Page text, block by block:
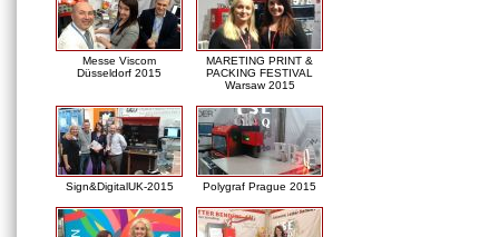
Messe Viscom
Düsseldorf 2015
MARETING PRINT &
PACKING FESTIVAL
Warsaw 2015
Sign&DigitalUK-2015 Polygraf Prague 2015